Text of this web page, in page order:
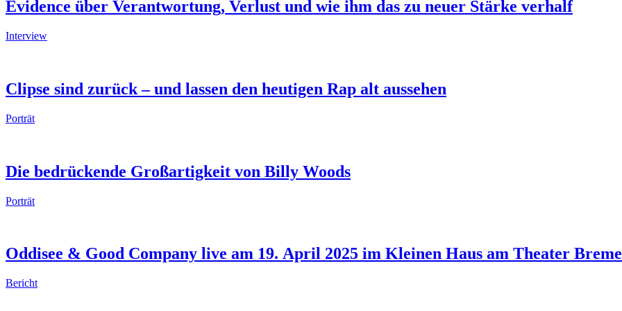
Evidence über Verantwortung, Verlust und wie ihm das zu neuer Stärke verhalf
Interview
Clipse sind zurück – und lassen den heutigen Rap alt aussehen
Porträt
Die bedrückende Großartigkeit von Billy Woods
Porträt
Oddisee & Good Company live am 19. April 2025 im Kleinen Haus am Theater
Bericht